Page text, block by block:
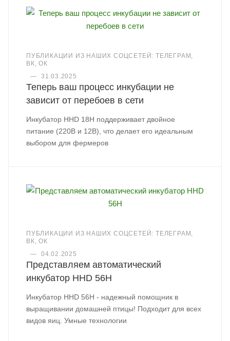
ПУБЛИКАЦИИ ИЗ НАШИХ СОЦСЕТЕЙ: ТЕЛЕГРАМ,
ВК, ОК
—
31.03.2025
Теперь ваш процесс инкубации не
зависит от перебоев в сети
Инкубатор HHD 18H поддерживает двойное
питание (220В и 12В), что делает его идеальным
выбором для фермеров
ПУБЛИКАЦИИ ИЗ НАШИХ СОЦСЕТЕЙ: ТЕЛЕГРАМ,
ВК, ОК
—
04.02.2025
Представляем автоматический
инкубатор HHD 56H
Инкубатор HHD 56H - надежный помощник в
выращивании домашней птицы! Подходит для всех
видов яиц. Умные технологии